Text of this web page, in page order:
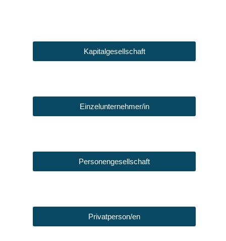
Kapitalgesellschaft
Einzelunternehmer/in
Personengesellschaft
Privatperson/en